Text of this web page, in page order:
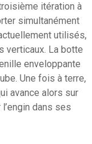
itération à
simultanément
utilisés,
verticaux. La botte
enveloppante
Une fois à terre,
avance alors sur
dans ses